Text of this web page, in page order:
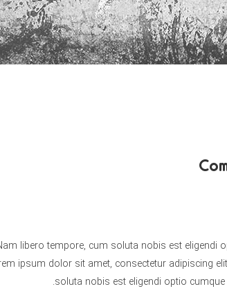
libero tempore, cum soluta nobis est
ipsum dolor sit amet, consectetur adipiscing
soluta nobis est eligendi optio